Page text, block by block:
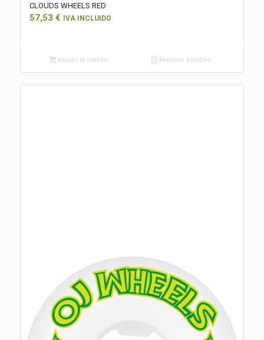
CLOUDS WHEELS RED
57,53 € IVA INCLUIDO
Añadir al carrito Mostrar detalles